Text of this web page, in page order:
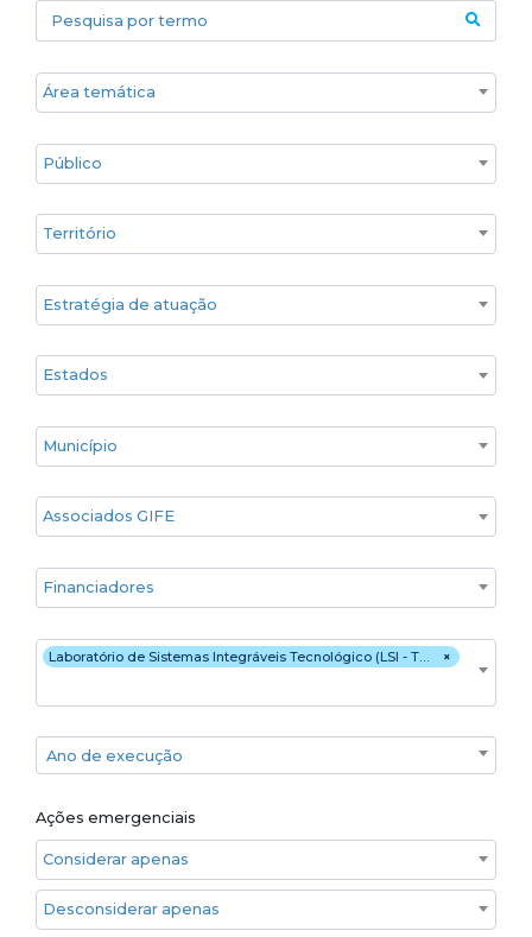
Pesquisa por termo
Áreas temáticas
Público
Territórios
Estratégia de atuação
Estado
Cidade
Associados GIFE
Financiadores
Executores ×
Laboratório de Sistemas Integráveis Tecnológico (LSI - TEC)
Ano de execução
Ano de execução
Ações emergenciais
Considerar apenas ações emergenciais
Desconsiderar apenas ações emergenciais